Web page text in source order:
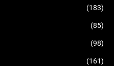
(183)
(85)
(98)
(161)